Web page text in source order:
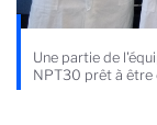
Une partie de
NPT30 prêt à être